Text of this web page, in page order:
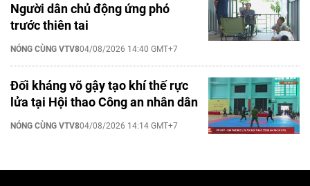
Người dân chủ động ứng phó
trước thiên tai
NÓNG CÙNG VTV804/08/2026 14:40 GMT+7
Đối kháng võ gậy tạo khí thế rực
lửa tại Hội thao Công an nhân dân
NÓNG CÙNG VTV804/08/2026 14:14 GMT+7